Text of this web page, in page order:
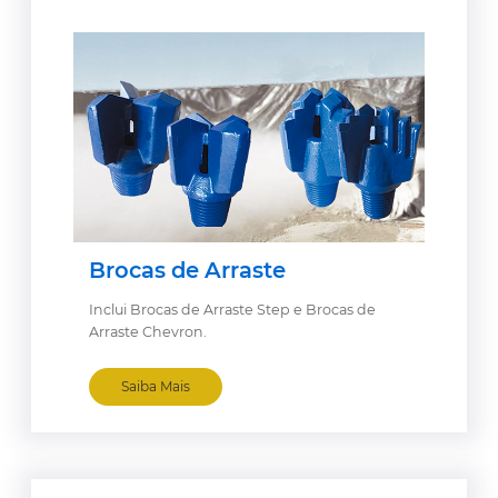
Brocas de Arraste
Inclui Brocas de Arraste Step e Brocas de
Arraste Chevron.
Saiba Mais